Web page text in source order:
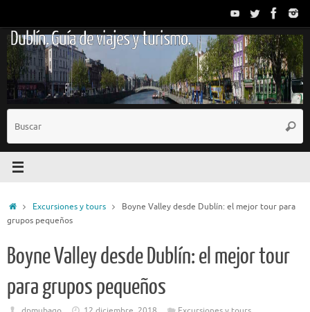
contenido
Dublín. Guía de viajes y turismo.
InicioExcursiones y tours
Boyne Valley desde Dublín: el mejor tour para
grupos pequeños
Boyne Valley desde Dublín: el mejor tour
para grupos pequeños